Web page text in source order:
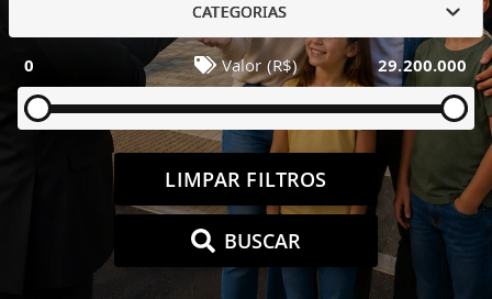
CATEGORIAS
0 Valor (R$) 29.200.000
LIMPAR FILTROS
BUSCAR